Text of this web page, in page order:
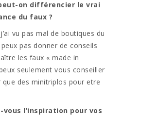
on différencier le vrai
du faux ?
vu pas mal de boutiques du
peux pas donner de conseils
les faux « made in
seulement vous conseiller
que des minitriplos pour etre
vous l’inspiration pour vos